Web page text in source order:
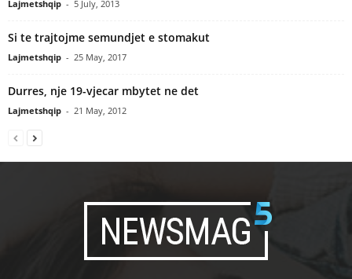
Lajmetshqip - 5 July, 2013
Si te trajtojme semundjet e stomakut
Lajmetshqip - 25 May, 2017
Durres, nje 19-vjecar mbytet ne det
Lajmetshqip - 21 May, 2012